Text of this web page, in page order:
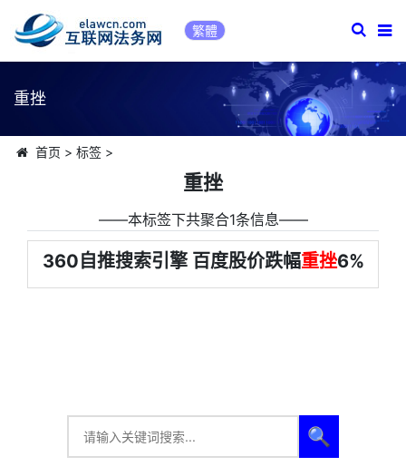
繁體
重挫
首页 > 标签>
重挫
――本标签下共聚合1条信息――
360自推搜索引擎 百度股价跌幅重挫6%
🔍